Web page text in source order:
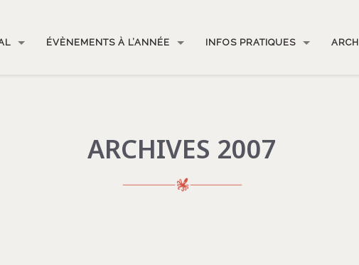
ÉVÈNEMENTS À L’ANNÉE INFOS PRATIQUES
ARCHIVES 2007